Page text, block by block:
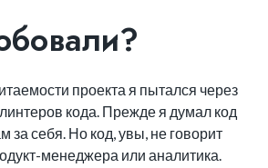
проекта я пытался через
кода. Прежде я думал код
за себя. Но код, увы, не говорит
менеджера или аналитика.